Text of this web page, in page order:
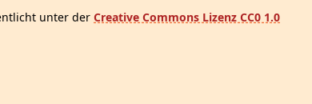
unter der Creative Commons Lizenz CC0 1.0